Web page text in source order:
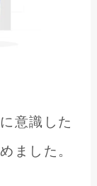
意識した
ました。